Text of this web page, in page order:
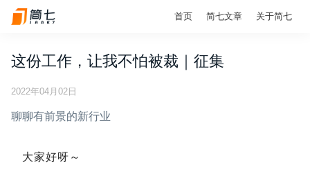
首页 简七文章 关于简七
这份工作，让我不怕被裁｜征集
2022年04月02日
聊聊有前景的新行业
大家好呀～